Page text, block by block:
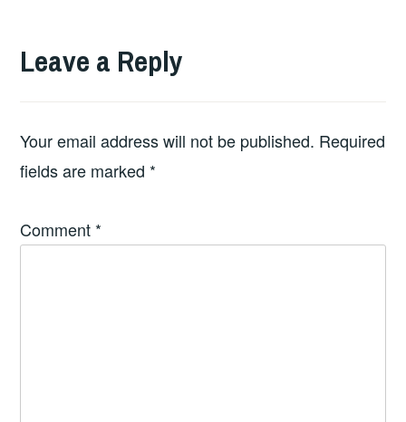
Leave a Reply
Your email address will not be published. Required
fields are marked *
Comment *